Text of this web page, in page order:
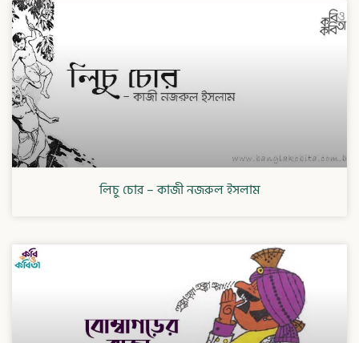
লিচু চোর – কাজী নজরুল ইসলাম